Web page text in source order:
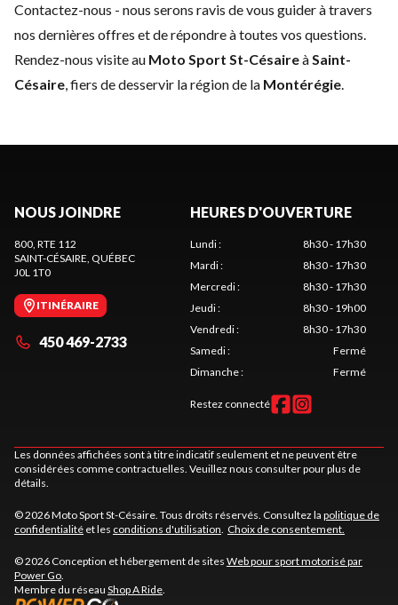
Contactez-nous - nous serons ravis de vous guider à travers
nos dernières offres et de répondre à toutes vos questions.
Rendez-nous visite au Moto Sport St-CésaireàSaint-
Césaire, fiers de desservir la région de la Montérégie.
NOUS JOINDRE
800, RTE 112
SAINT-CÉSAIRE, QUÉBEC
J0L 1T0
ITINÉRAIRE
450 469-2733
HEURES D'OUVERTURE
Lundi:
8h30 - 17h30
Mardi:
8h30 - 17h30
Mercredi:
8h30 - 17h30
Jeudi:
8h30 - 19h00
Vendredi:
8h30 - 17h30
Samedi:
Fermé
Dimanche: Fermé
Restez connecté
Les données affichées sont à titre indicatif seulement et ne peuvent être
considérées comme contractuelles. Veuillez nous consulter pour plus de
détails.
© 2026 Moto Sport St-Césaire. Tous droits réservés. Consultez la politique de
confidentialité et les conditions d'utilisation. Choix de consentement.
© 2026 Conception et hébergement de sites Web pour sport motorisé par
Power Go.
Membre du réseau Shop A Ride.